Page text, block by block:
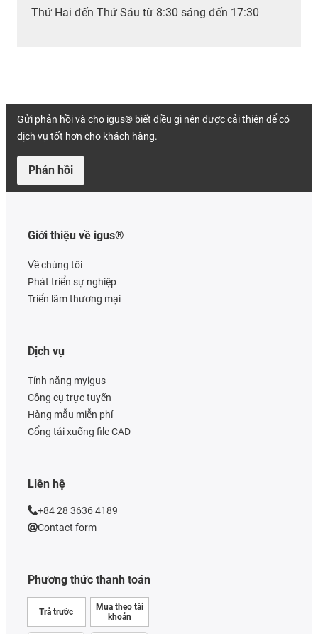
Thứ Hai đến Thứ Sáu từ 8:30 sáng đến 17:30
Gửi phản hồi và cho igus® biết điều gì nên được cải thiện để có
dịch vụ tốt hơn cho khách hàng.
Phản hồi
Giới thiệu về igus®
Về chúng tôi
Phát triển sự nghiệp
Triển lãm thương mại
Phương thức thanh toán
Trả trước
Mua theo tài
khoản
Dịch vụ
Tính năng myigus
Công cụ trực tuyến
Hàng mẫu miễn phí
Cổng tải xuống file CAD
Liên hệ
+84 28 3636 4189
Contact form